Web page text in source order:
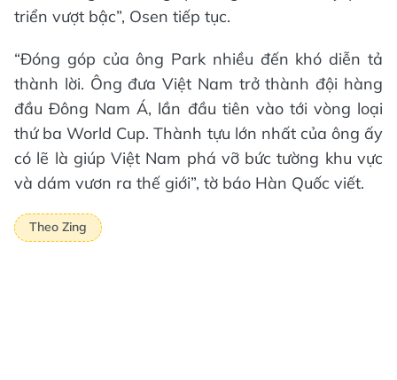
triển vượt bậc”, Osen tiếp tục.
“Đóng góp của ông Park nhiều đến khó diễn tả
thành lời. Ông đưa Việt Nam trở thành đội hàng
đầu Đông Nam Á, lần đầu tiên vào tới vòng loại
thứ ba World Cup. Thành tựu lớn nhất của ông ấy
có lẽ là giúp Việt Nam phá vỡ bức tường khu vực
và dám vươn ra thế giới”, tờ báo Hàn Quốc viết.
Theo Zing